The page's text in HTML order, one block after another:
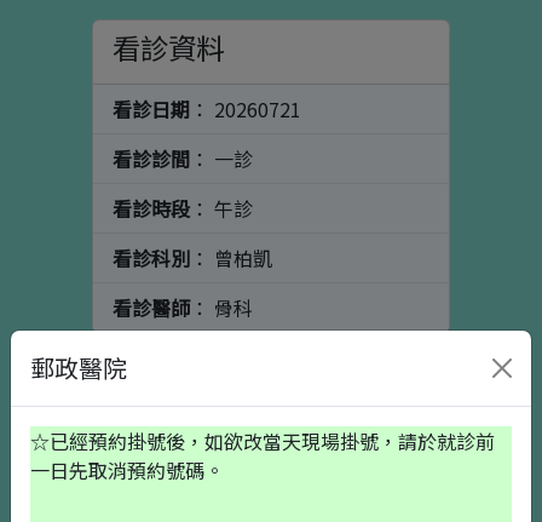
看診資料
看診日期 ： 20260721
看診診間 ： 一診
看診時段 ： 午診
看診科別 ： 曾柏凱
看診醫師： 骨科
個人資料
出生日期
郵政醫院
☆已經預約掛號後，如欲改當天現場掛號，請於就診前
一日先取消預約號碼。